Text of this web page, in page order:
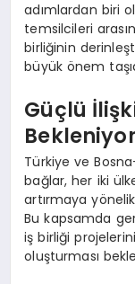
adımlardan biri
temsilcileri
birliğinin
büyük önem
Güçlü
Bekleniyor
Türkiye ve
bağlar, her iki
artırmaya
Bu kapsamda
iş birliği
oluşturması